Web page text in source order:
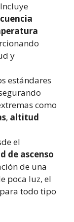
y
estándares
como
, altitud
el
de ascenso
de una
poca luz, el
todo tipo